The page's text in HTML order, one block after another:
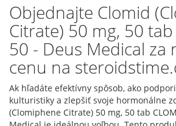
Objednajte Clomid
Citrate) 50 mg, 50 tab
50 - Deus Medical za
cenu na
Ak hľadáte efektívny spôsob, ako
kulturistiky a zlepšiť svoje hormonálne
(Clomiphene Citrate) 50 mg, 50 tab